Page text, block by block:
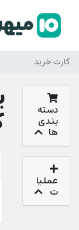
کارت خرید
دسته
بندی
ها
عملیا
ت